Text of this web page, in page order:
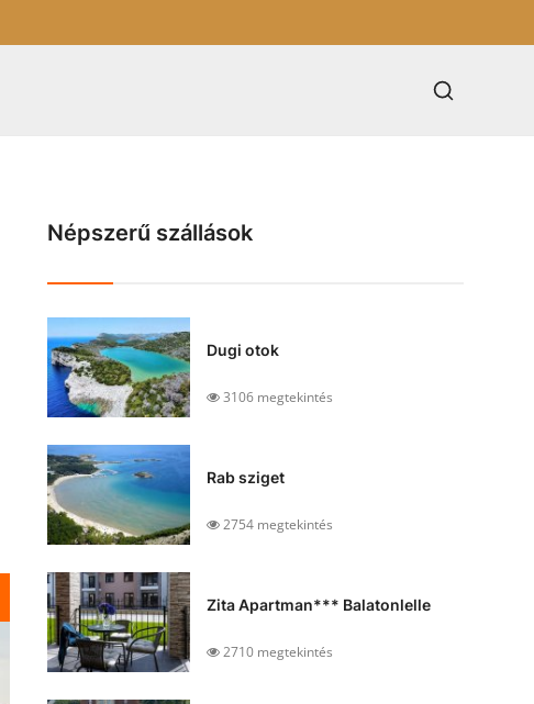
Népszerű szállások
Dugi otok
3106 megtekintés
Rab sziget
2754 megtekintés
Zita Apartman*** Balatonlelle
2710 megtekintés